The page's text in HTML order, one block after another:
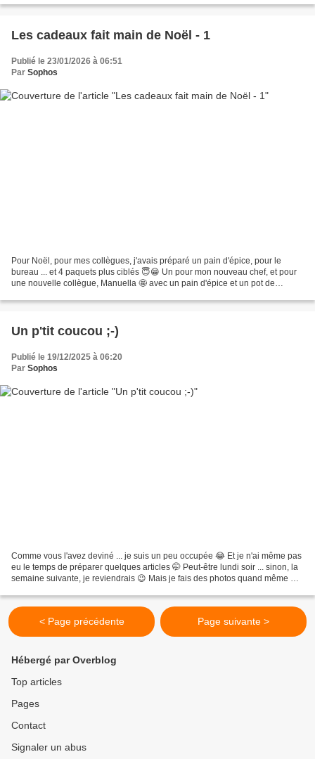
Les cadeaux fait main de Noël - 1
Publié le 23/01/2026 à 06:51
Par Sophos
Pour Noël, pour mes collègues, j'avais préparé un pain d'épice, pour le
bureau ... et 4 paquets plus ciblés 😇😁 Un pour mon nouveau chef, et pour
une nouvelle collègue, Manuella 🤩 avec un pain d'épice et un pot de
Un p'tit coucou ;-)
Publié le 19/12/2025 à 06:20
Par Sophos
Comme vous l'avez deviné ... je suis un peu occupée 😂 Et je n'ai même pas
eu le temps de préparer quelques articles 🤭 Peut-être lundi soir ... sinon, la
semaine suivante, je reviendrais 😉 Mais je fais des photos quand même 😁
< Page précédente Page suivante >
Hébergé par Overblog
Top articles
Pages
Contact
Signaler un abus